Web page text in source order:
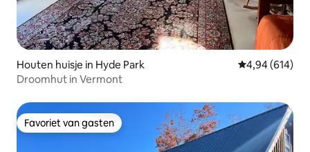
Houten huisje in Hyde Park Gemiddelde
4,94 (614)
Droomhut in Vermont
Favoriet van gasten
Favoriet van gasten